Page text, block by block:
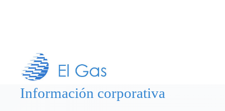
Información corporativa